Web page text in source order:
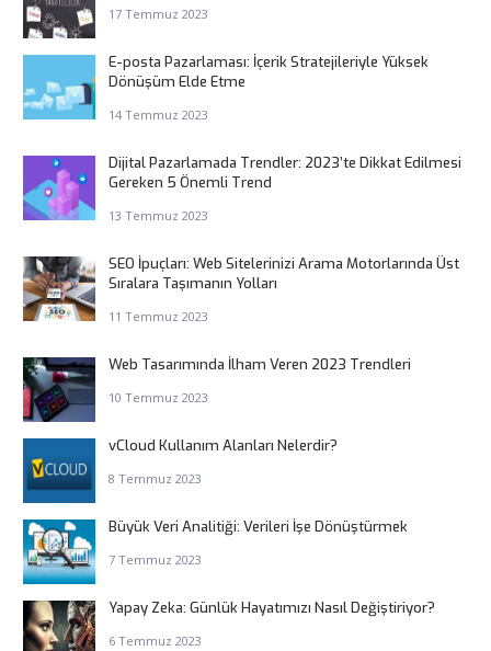
17 Temmuz 2023
E-posta Pazarlaması: İçerik Stratejileriyle Yüksek
Dönüşüm Elde Etme
14 Temmuz 2023
Dijital Pazarlamada Trendler: 2023’te Dikkat Edilmesi
Gereken 5 Önemli Trend
13 Temmuz 2023
SEO İpuçları: Web Sitelerinizi Arama Motorlarında Üst
Sıralara Taşımanın Yolları
11 Temmuz 2023
Web Tasarımında İlham Veren 2023 Trendleri
10 Temmuz 2023
vCloud Kullanım Alanları Nelerdir?
8 Temmuz 2023
Büyük Veri Analitiği: Verileri İşe Dönüştürmek
7 Temmuz 2023
Yapay Zeka: Günlük Hayatımızı Nasıl Değiştiriyor?
6 Temmuz 2023